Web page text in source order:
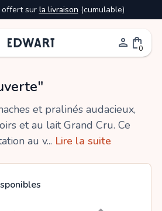
offert sur la livraison (cumulable)
person shopping_bag
0
et pralinés audacieux,
et au lait Grand Cru. Ce
au v... Lire la suite